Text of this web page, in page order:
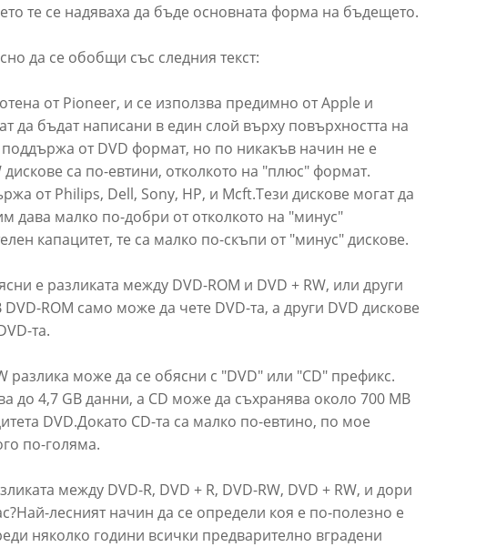
те се надяваха да бъде основната форма на бъдещето.
да се обобщи със следния текст:
от Pioneer, и се използва предимно от Apple и
да бъдат написани в един слой върху повърхността на
от DVD формат, но по никакъв начин не е
дискове са по-евтини, отколкото на "плюс" формат.
от Philips, Dell, Sony, HP, и Mcft.Тези дискове могат да
дава малко по-добри от отколкото на "минус"
капацитет, те са малко по-скъпи от "минус" дискове.
е разликата между DVD-ROM и DVD + RW, или други
ROM само може да чете DVD-та, а други DVD дискове
та.
разлика може да се обясни с "DVD" или "CD" префикс.
до 4,7 GB данни, а CD може да съхранява около 700 MB
DVD.Докато CD-та са малко по-евтино, по мое
по-голяма.
между DVD-R, DVD + R, DVD-RW, DVD + RW, и дори
лесният начин да се определи коя е по-полезно е
няколко години всички предварително вградени